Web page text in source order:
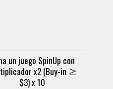
un juego SpinUp con
x2 (Buy-in ≥
$3) x 10